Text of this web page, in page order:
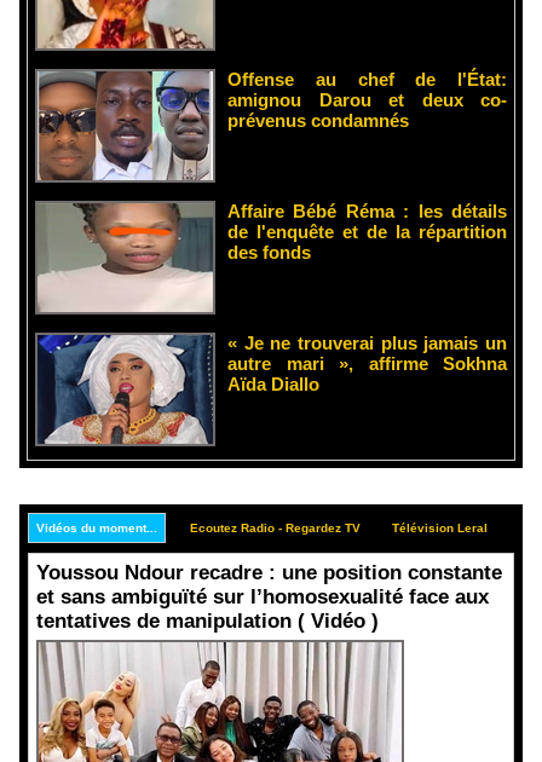
Offense au chef de l'État:
amignou Darou et deux co-
prévenus condamnés
Affaire Bébé Réma : les détails
de l'enquête et de la répartition
des fonds
« Je ne trouverai plus jamais un
autre mari », affirme Sokhna
Aïda Diallo
Vidéos du moment... Ecoutez Radio - Regardez TV Télévision Leral
Youssou Ndour recadre : une position constante
et sans ambiguïté sur l’homosexualité face aux
tentatives de manipulation ( Vidéo )